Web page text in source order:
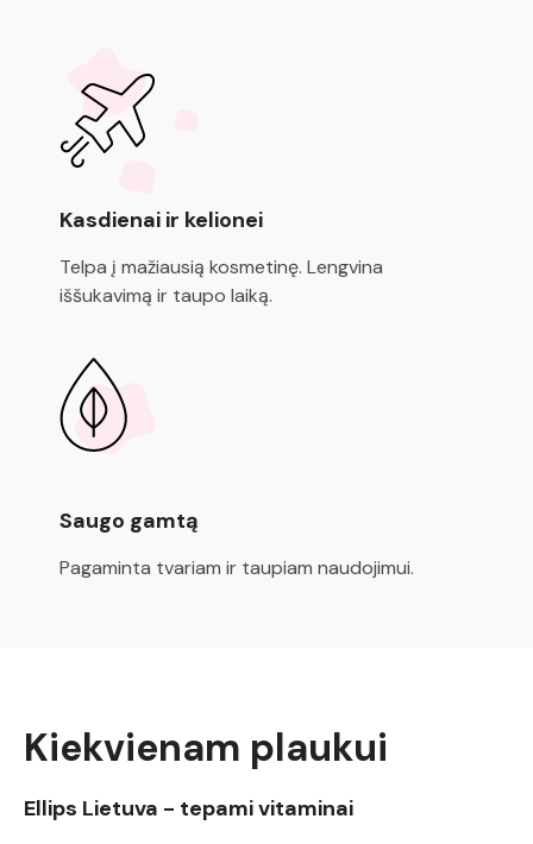
Kasdienai ir kelionei
Telpa į mažiausią kosmetinę. Lengvina
iššukavimą ir taupo laiką.
Saugo gamtą
Pagaminta tvariam ir taupiam naudojimui.
Kiekvienam plaukui
Ellips Lietuva - tepami vitaminai